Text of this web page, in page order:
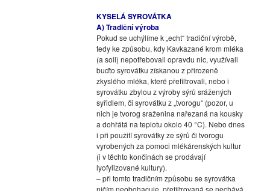
KYSELÁ SYROVÁTKA
A) Tradiční výroba
Pokud se uchýlíme k „echt“ tradiční výrobě,
tedy ke způsobu, kdy Kavkazané krom mléka
(a soli) nepotřebovali opravdu nic, využívali
buďto syrovátku získanou z přirozeně
zkyslého mléka, které přefiltrovali, nebo i
syrovátku zbylou z výroby sýrů srážených
syřidlem, či syrovátku z „tvorogu“ (pozor, u
nich je tvorog sraženina nařezaná na kousky
a dohřátá na teplotu okolo 40 °C). Nebo dnes
i při použití syrovátky ze sýrů či tvorogu
vyrobených za pomoci mlékárenských kultur
(i v těchto končinách se prodávají
lyofylizované kultury).
– při tomto tradičním způsobu se syrovátka
ničím neobohacuje, přefiltrovaná se nechává